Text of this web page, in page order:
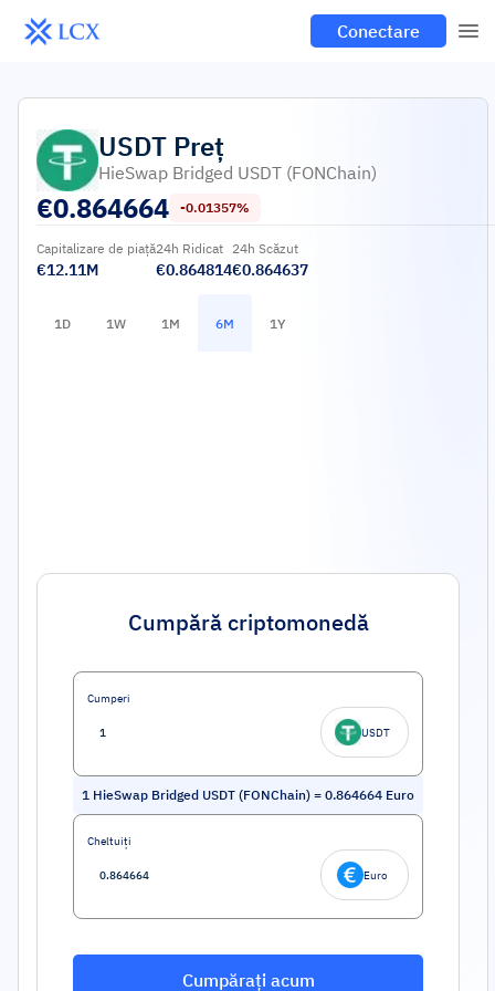
Conectare
USDT Preț
HieSwap Bridged USDT (FONChain)
€0.864664 -0.01357%
Capitalizare de piață
€12.11M
24h Ridicat
€0.864814
24h Scăzut
€0.864637
1D 1W 1M 6M 1Y
Cumpără criptomonedă
Cumperi
USDT
1 HieSwap Bridged USDT (FONChain) = 0.864664 Euro
Cheltuiți
Euro
Cumpărați acum